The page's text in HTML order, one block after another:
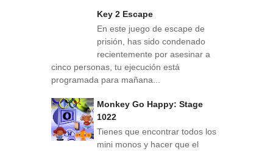
Key 2 Escape
En este juego de escape de
prisión, has sido condenado
recientemente por asesinar a
cinco personas, tu ejecución está
programada para mañana...
Monkey Go Happy: Stage
1022
Tienes que encontrar todos los
mini monos y hacer que el